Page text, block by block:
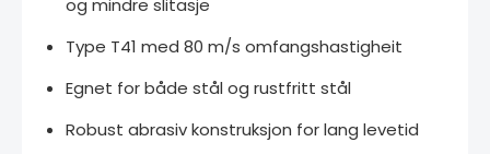
og mindre slitasje
Type T41 med 80 m/s omfangshastigheit
Egnet for både stål og rustfritt stål
Robust abrasiv konstruksjon for lang levetid